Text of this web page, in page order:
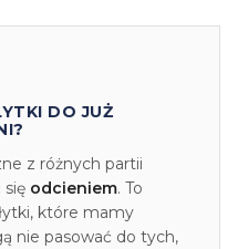
DO JUŻ
z różnych partii
odcieniem. To
które mamy
nie pasować do tych,